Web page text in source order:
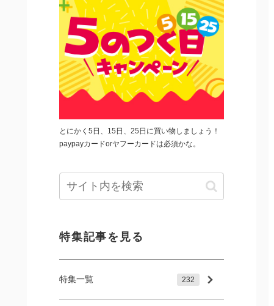
とにかく5日、15日、25日に買い物しましょう！
paypayカードorヤフーカードは必須かな。
特集記事を見る
232
特集一覧